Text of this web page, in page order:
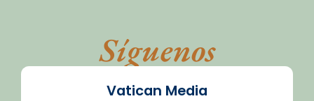
Síguenos
Vatican Media